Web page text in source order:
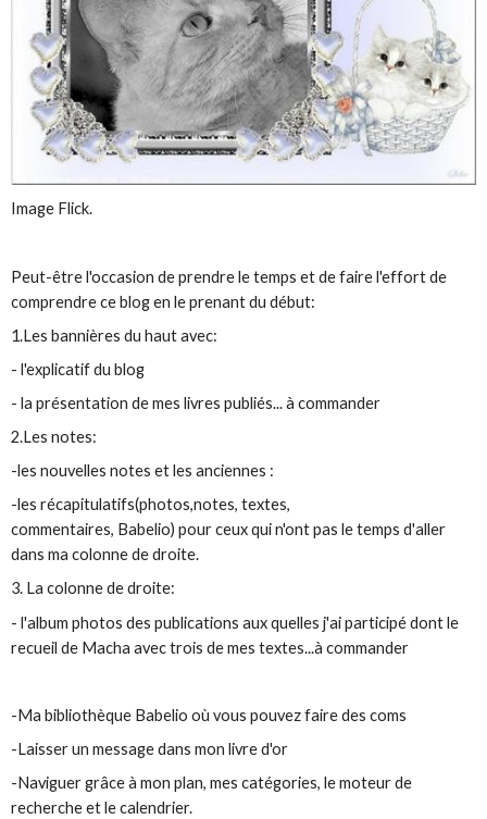
Image Flick.
Peut-être l'occasion de prendre le temps et de faire l'effort de
comprendre ce blog en le prenant du début:
1.Les bannières du haut avec:
- l'explicatif du blog
- la présentation de mes livres publiés... à commander
2.Les notes:
-les nouvelles notes et les anciennes :
-les récapitulatifs(photos,notes, textes,
commentaires, Babelio) pour ceux qui n'ont pas le temps d'aller
dans ma colonne de droite.
3. La colonne de droite:
- l'album photos des publications aux quelles j'ai participé dont le
recueil de Macha avec trois de mes textes...à commander
-Ma bibliothèque Babelio où vous pouvez faire des coms
-Laisser un message dans mon livre d'or
-Naviguer grâce à mon plan, mes catégories, le moteur de
recherche et le calendrier.